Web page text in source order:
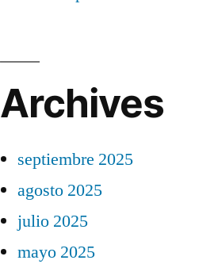
Archives
septiembre 2025
agosto 2025
julio 2025
mayo 2025